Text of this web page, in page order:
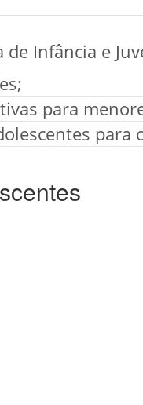
Infância e
para